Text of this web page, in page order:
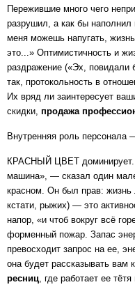
Пережившие много чего
разрушил, а как бы
меня можешь напугать,
это...» Оптимистичность и
раздражение («Эх,
так, протокольность в
Их вряд ли заинтересует
скидки, продажа
Внутренняя роль персонала
КРАСНЫЙ ЦВЕТ доминирует.
машина», — сказал один
красном. Он был прав:
кстати, рыжих) — это
напор, «и чтоб вокруг всё
форменный пожар. Запас
превосходит запрос на ее,
она будет рассказывать вам
ресниц, где работает ее